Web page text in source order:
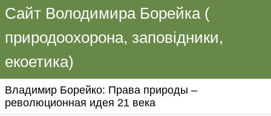
Сайт Володимира Борейка (
природоохорона, заповідники,
екоетика)
Владимир Борейко: Права природы –
революционная идея 21 века